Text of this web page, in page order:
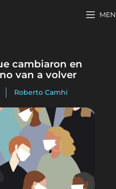
cambiaron en
van a volver
Roberto Camhi